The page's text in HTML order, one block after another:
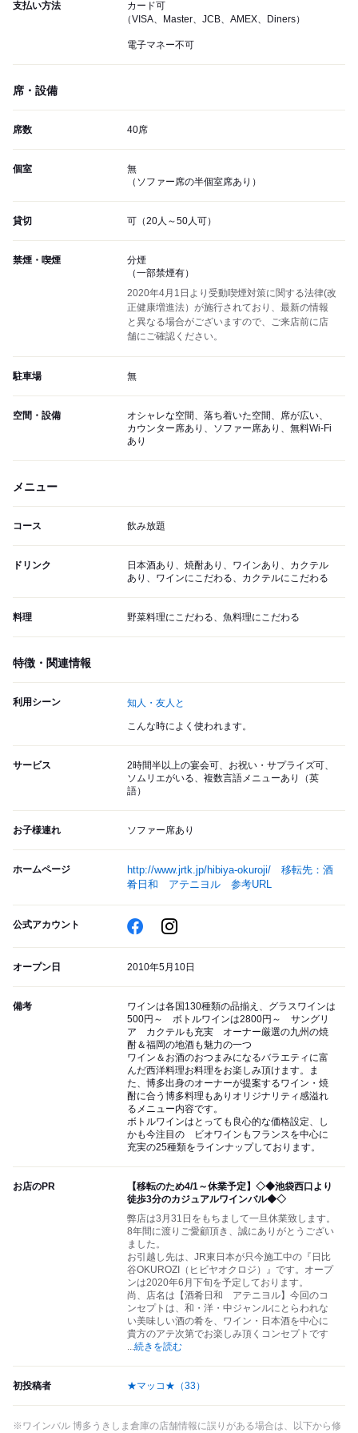
支払い方法
カード可
（VISA、Master、JCB、AMEX、Diners）
電子マネー不可
席・設備
席数 40席
個室
無
（ソファー席の半個室席あり）
貸切 可（20人～50人可）
禁煙・喫煙
分煙
（一部禁煙有）
2020年4月1日より受動喫煙対策に関する法律(改
正健康増進法）が施行されており、最新の情報
と異なる場合がございますので、ご来店前に店
舗にご確認ください。
駐車場 無
空間・設備
オシャレな空間、落ち着いた空間、席が広い、
カウンター席あり、ソファー席あり、無料Wi-Fi
あり
メニュー
コース 飲み放題
ドリンク
日本酒あり、焼酎あり、ワインあり、カクテル
あり、ワインにこだわる、カクテルにこだわる
料理 野菜料理にこだわる、魚料理にこだわる
特徴・関連情報
利用シーン 知人・友人と
こんな時によく使われます。
サービス
2時間半以上の宴会可、お祝い・サプライズ可、
ソムリエがいる、複数言語メニューあり（英
語）
お子様連れ ソファー席あり
ホームページ
http://www.jrtk.jp/hibiya-okuroji/ 移転先：酒
肴日和 アテニヨル 参考URL
公式アカウント
オープン日 2010年5月10日
備考
ワインは各国130種類の品揃え、グラスワインは
500円～ ボトルワインは2800円～ サングリ
ア カクテルも充実 オーナー厳選の九州の焼
酎＆福岡の地酒も魅力の一つ
ワイン＆お酒のおつまみになるバラエティに富
んだ西洋料理お料理をお楽しみ頂けます。ま
た、博多出身のオーナーが提案するワイン・焼
酎に合う博多料理もありオリジナリティ感溢れ
るメニュー内容です。
ボトルワインはとっても良心的な価格設定、し
かも今注目の ビオワインもフランスを中心に
充実の25種類をラインナップしております。
お店のPR
【移転のため4/1～休業予定】◇◆池袋西口より
徒歩3分のカジュアルワインバル◆◇
弊店は3月31日をもちまして一旦休業致します。
8年間に渡りご愛顧頂き、誠にありがとうござい
ました。
お引越し先は、JR東日本が只今施工中の『日比
谷OKUROZI（ヒビヤオクロジ）』です。オープ
ンは2020年6月下旬を予定しております。
尚、店名は【酒肴日和 アテニヨル】今回のコ
ンセプトは、和・洋・中ジャンルにとらわれな
い美味しい酒の肴を、ワイン・日本酒を中心に
貴方のアテ次第でお楽しみ頂くコンセプトです
...続きを読む
初投稿者 ★マッコ★ （33）
※ワインバル 博多うきしま倉庫の店舗情報に誤りがある場合は、以下から修